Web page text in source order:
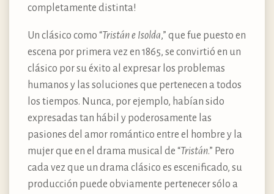
completamente distinta!
Un clásico como “Tristán e Isolda,” que fue puesto en
escena por primera vez en 1865, se convirtió en un
clásico por su éxito al expresar los problemas
humanos y las soluciones que pertenecen a todos
los tiempos. Nunca, por ejemplo, habían sido
expresadas tan hábil y poderosamente las
pasiones del amor romántico entre el hombre y la
mujer que en el drama musical de “Tristán.” Pero
cada vez que un drama clásico es escenificado, su
producción puede obviamente pertenecer sólo a